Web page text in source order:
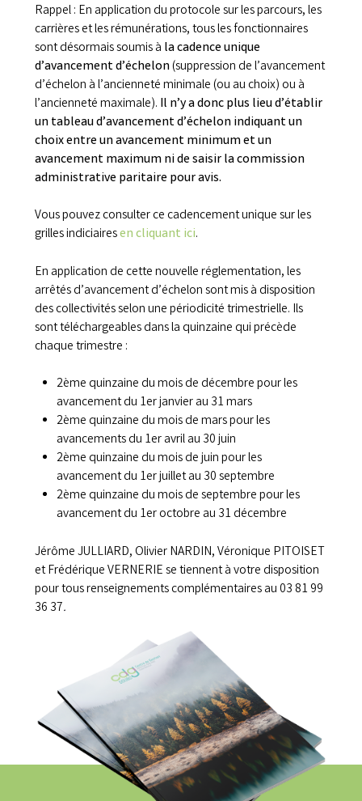
Rappel : En application du protocole sur les parcours, les
carrières et les rémunérations, tous les fonctionnaires
sont désormais soumis à la cadence unique
d’avancement d’échelon(suppression de l’avancement
d’échelon à l’ancienneté minimale (ou au choix) ou à
l’ancienneté maximale). Il n’y a donc plus lieu d’établir
un tableau d’avancement d’échelon indiquant un
choix entre un avancement minimum et un
avancement maximum ni de saisir la commission
administrative paritaire pour avis.
Vous pouvez consulter ce cadencement unique sur les
grilles indiciairesen cliquant ici.
En application de cette nouvelle réglementation, les
arrêtés d’avancement d’échelon sont mis à disposition
des collectivités selon une périodicité trimestrielle. Ils
sont téléchargeables dans la quinzaine qui précède
chaque trimestre :
2ème quinzaine du mois de décembre pour les
avancement du 1er janvier au 31 mars
2ème quinzaine du mois de mars pour les
avancements du 1er avril au 30 juin
2ème quinzaine du mois de juin pour les
avancement du 1er juillet au 30 septembre
2ème quinzaine du mois de septembre pour les
avancement du 1er octobre au 31 décembre
Jérôme JULLIARD, Olivier NARDIN, Véronique PITOISET
et Frédérique VERNERIE se tiennent à votre disposition
pour tous renseignements complémentaires au 03 81 99
36 37.